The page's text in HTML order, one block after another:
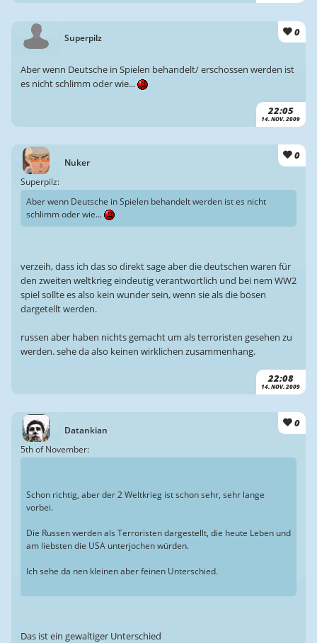
Superpilz 0
22:05
14. NOV. 2009
Aber wenn Deutsche in Spielen behandelt/ erschossen werden ist
es nicht schlimm oder wie...
Nuker
0
22:08
14. NOV. 2009
Superpilz:
Aber wenn Deutsche in Spielen behandelt werden ist es nicht
schlimm oder wie...
verzeih, dass ich das so direkt sage aber die deutschen waren für
den zweiten weltkrieg eindeutig verantwortlich und bei nem WW2
spiel sollte es also kein wunder sein, wenn sie als die bösen
dargetellt werden.
russen aber haben nichts gemacht um als terroristen gesehen zu
werden. sehe da also keinen wirklichen zusammenhang.
Datankian
0
5th of November:
Schon richtig, aber der 2 Weltkrieg ist schon sehr, sehr lange
vorbei.
Die Russen werden als Terroristen dargestellt, die heute Leben und
am liebsten die USA unterjochen würden.
Ich sehe da nen kleinen aber feinen Unterschied.
Das ist ein gewaltiger Unterschied